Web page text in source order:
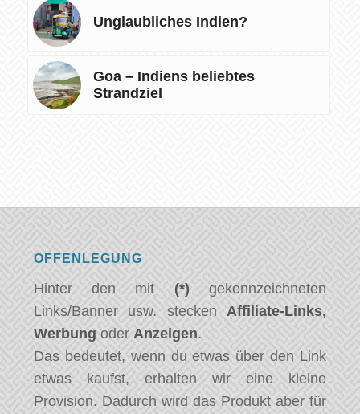
Unglaubliches Indien?
Goa – Indiens beliebtes
Strandziel
OFFENLEGUNG
Hinter den mit (*) gekennzeichneten
Links/Banner usw. stecken Affiliate-Links,
Werbung oder Anzeigen.
Das bedeutet, wenn du etwas über den Link
etwas kaufst, erhalten wir eine kleine
Provision. Dadurch wird das Produkt aber für